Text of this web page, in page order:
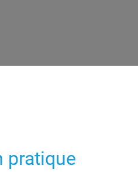
pratique